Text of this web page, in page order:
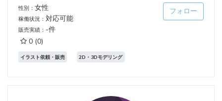
性別： 女性
稼働状況： 対応可能
販売実績： -件
0 (0)
フォロー
イラスト依頼・販売 2D・3Dモデリング